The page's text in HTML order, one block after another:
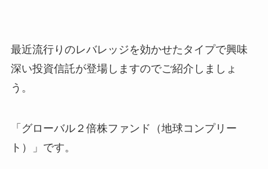
最近流行りのレバレッジを効かせたタイプで興味
深い投資信託が登場しますのでご紹介しましょ
う。
「グローバル２倍株ファンド（地球コンプリー
ト）」です。